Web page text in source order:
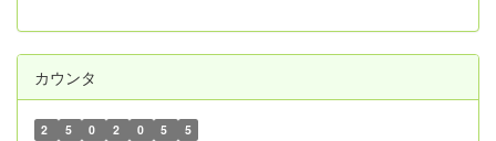
カウンタ
2 5 0 2 0 5 5